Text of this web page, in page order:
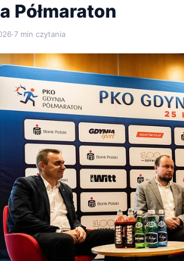
Półmaraton
·7 min czytania